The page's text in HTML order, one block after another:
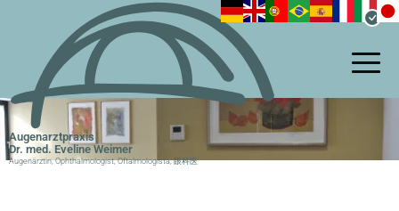
contenuto
principale
Augenarztpraxis
Dr. med. Eveline Weimer
Augenärztin, Ophthalmologist, Oftalmologista, 眼科医